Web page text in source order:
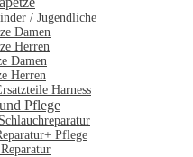
/ Jugendliche
Damen
Herren
Damen
Herren
Harness
Pflege
Pflege